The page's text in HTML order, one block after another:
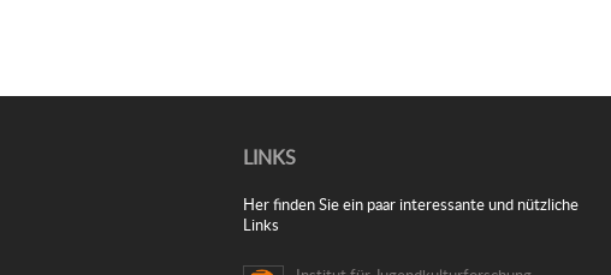
LINKS
Her finden Sie ein paar interessante und nützliche
Links